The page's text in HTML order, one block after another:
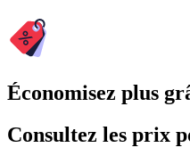
Économisez plus
Consultez les prix